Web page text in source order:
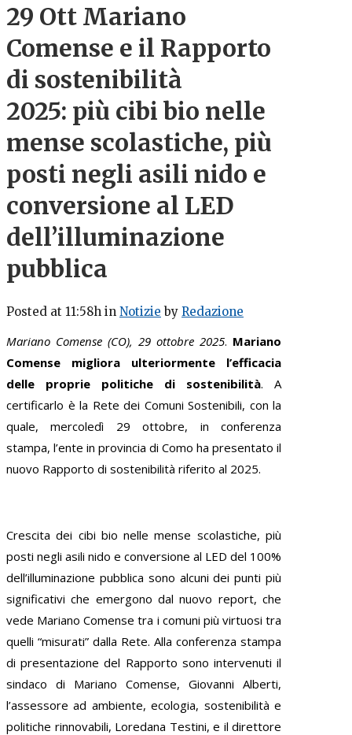
29 Ott Mariano
Comense e il Rapporto
di sostenibilità
2025: più cibi bio nelle
mense scolastiche, più
posti negli asili nido e
conversione al LED
dell’illuminazione
pubblica
Posted at 11:58h in Notizie by Redazione
Mariano Comense (CO), 29 ottobre 2025. Mariano
Comense migliora ulteriormente l’efficacia
delle proprie politiche di sostenibilità. A
certificarlo è la Rete dei Comuni Sostenibili, con la
quale, mercoledì 29 ottobre, in conferenza
stampa, l’ente in provincia di Como ha presentato il
nuovo Rapporto di sostenibilità riferito al 2025.
Crescita dei cibi bio nelle mense scolastiche, più
posti negli asili nido e conversione al LED del 100%
dell’illuminazione pubblica sono alcuni dei punti più
significativi che emergono dal nuovo report, che
vede Mariano Comense tra i comuni più virtuosi tra
quelli “misurati” dalla Rete. Alla conferenza stampa
di presentazione del Rapporto sono intervenuti il
sindaco di Mariano Comense, Giovanni Alberti,
l’assessore ad ambiente, ecologia, sostenibilità e
politiche rinnovabili, Loredana Testini, e il direttore